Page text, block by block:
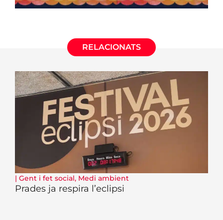
RELACIONATS
| Gent i fet social, Medi ambient
Prades ja respira l’eclipsi